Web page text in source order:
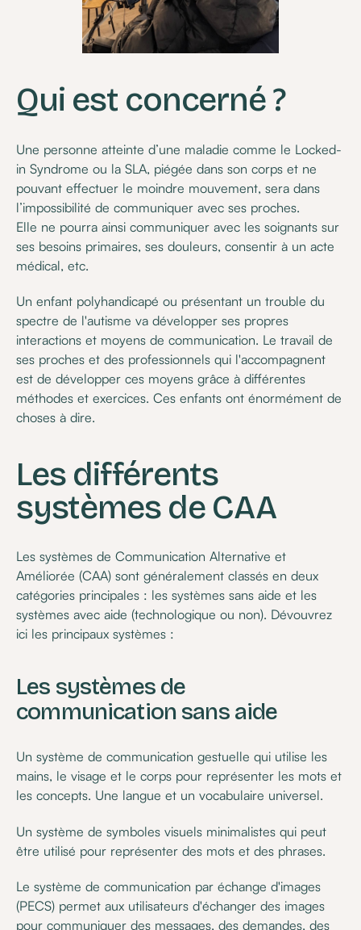
Qui est concerné ?
Une personne atteinte d’une maladie comme le Locked-
in Syndrome ou la SLA, piégée dans son corps et ne
pouvant effectuer le moindre mouvement, sera dans
l’impossibilité de communiquer avec ses proches.
Elle ne pourra ainsi communiquer avec les soignants sur
ses besoins primaires, ses douleurs, consentir à un acte
médical, etc.
Un enfant polyhandicapé ou présentant un trouble du
spectre de l'autisme va développer ses propres
interactions et moyens de communication. Le travail de
ses proches et des professionnels qui l'accompagnent
est de développer ces moyens grâce à différentes
méthodes et exercices. Ces enfants ont énormément de
choses à dire.
Les différents
systèmes de CAA
Les systèmes de Communication Alternative et
Améliorée (CAA) sont généralement classés en deux
catégories principales : les systèmes sans aide et les
systèmes avec aide (technologique ou non). Dévouvrez
ici les principaux systèmes :
Les systèmes de
communication sans aide
Un système de communication gestuelle qui utilise les
mains, le visage et le corps pour représenter les mots et
les concepts. Une langue et un vocabulaire universel.
Un système de symboles visuels minimalistes qui peut
être utilisé pour représenter des mots et des phrases.
Le système de communication par échange d'images
(PECS) permet aux utilisateurs d'échanger des images
pour communiquer des messages, des demandes, des